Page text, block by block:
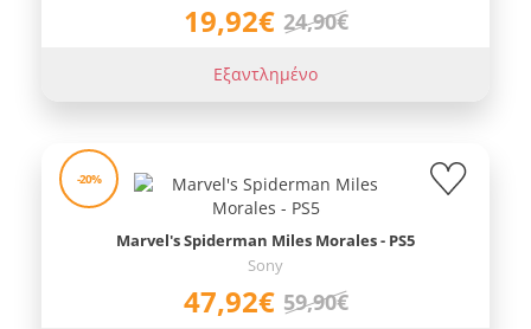
19,92€ 24,90€
Εξαντλημένο
-20%
Marvel's Spiderman Miles Morales - PS5
Sony
47,92€ 59,90€